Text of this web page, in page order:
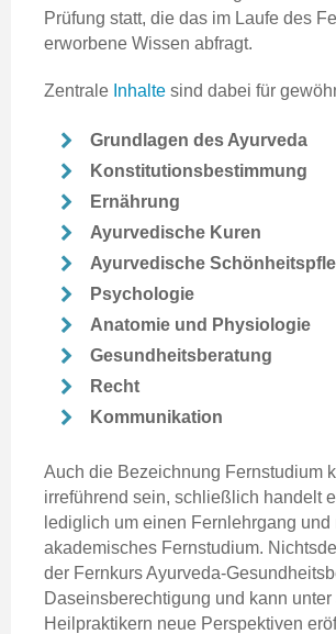
Prüfung statt, die das im Laufe des
erworbene Wissen abfragt.
Zentrale Inhalte sind dabei für
Grundlagen des Ayurveda
Konstitutionsbestimmung
Ernährung
Ayurvedische Kuren
Ayurvedische
Psychologie
Anatomie und Physiologie
Gesundheitsberatung
Recht
Kommunikation
Auch die Bezeichnung Fernstudium
irreführend sein, schließlich handelt
lediglich um einen Fernlehrgang und
akademisches Fernstudium.
der Fernkurs Ayurveda-
Daseinsberechtigung und kann unter
Heilpraktikern neue Perspektiven